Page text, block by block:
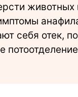
животных
себя отек,